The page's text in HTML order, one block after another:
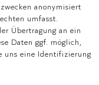
anonymisiert
umfasst.
Übertragung an ein
Daten ggf. möglich,
uns eine Identifizierung